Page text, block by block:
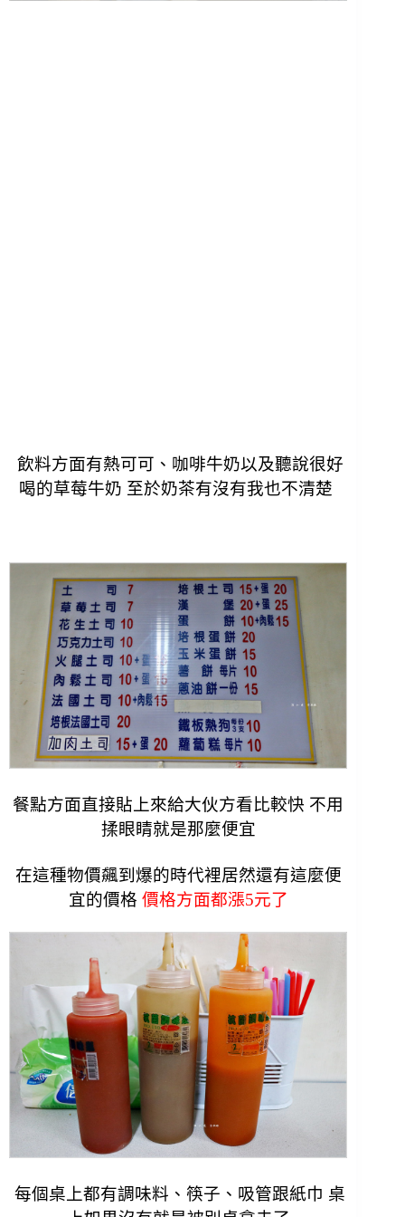
飲料方面有熱可可、咖啡牛奶以及聽說很好
喝的草莓牛奶 至於奶茶有沒有我也不清楚
餐點方面直接貼上來給大伙方看比較快 不用
揉眼睛就是那麼便宜
在這種物價飆到爆的時代裡居然還有這麼便
宜的價格 價格方面都漲5元了
每個桌上都有調味料、筷子、吸管跟紙巾 桌